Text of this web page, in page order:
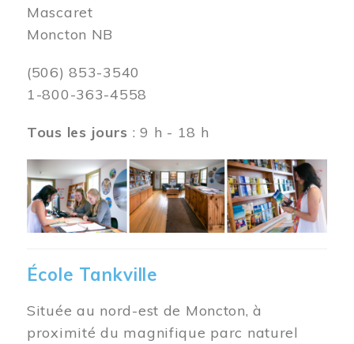
Mascaret
Moncton NB
(506) 853-3540
1-800-363-4558
Tous les jours : 9 h - 18 h
Image
École Tankville
Située au nord-est de Moncton, à
proximité du magnifique parc naturel